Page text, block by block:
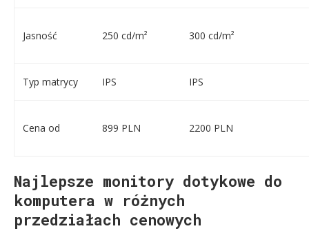
Jasność 250 cd/m² 300 cd/m²
Typ matrycy IPS IPS
Cena od 899 PLN 2200 PLN
Najlepsze monitory dotykowe do
komputera w różnych
przedziałach cenowych